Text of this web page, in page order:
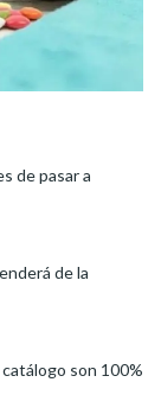
de pasar a
de la
son 100%